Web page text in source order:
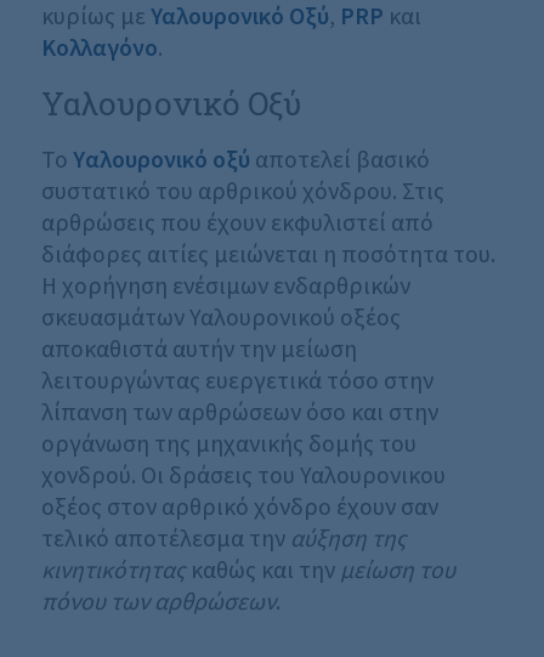
κυρίως με Υαλουρονικό Οξύ, PRP και
Κολλαγόνο.
Υαλουρονικό Οξύ
Το Yαλουρονικό οξύ αποτελεί βασικό
συστατικό του αρθρικού χόνδρου. Στις
αρθρώσεις που έχουν εκφυλιστεί από
διάφορες αιτίες μειώνεται η ποσότητα του.
Η χορήγηση ενέσιμων ενδαρθρικών
σκευασμάτων Υαλουρονικού οξέος
αποκαθιστά αυτήν την μείωση
λειτουργώντας ευεργετικά τόσο στην
λίπανση των αρθρώσεων όσο και στην
οργάνωση της μηχανικής δομής του
χονδρού. Οι δράσεις του Υαλουρονικου
οξέος στον αρθρικό χόνδρο έχουν σαν
τελικό αποτέλεσμα την αύξηση της
κινητικότηταςκαθώς και την μείωση του
πόνου των αρθρώσεων.